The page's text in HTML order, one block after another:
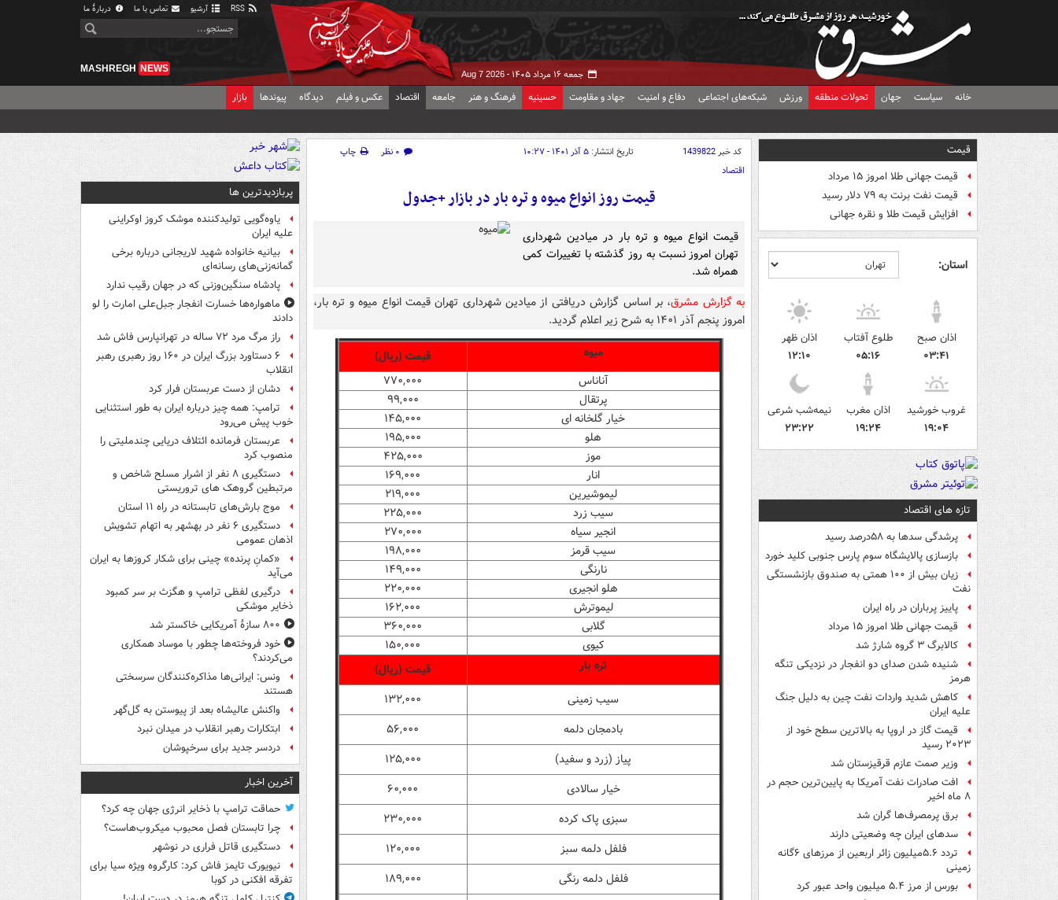
آرشیو تماس با ما دربارهٔ ما
جمعه ۱۶ مرداد ۱۴۰۵ - Aug 7 2026
MASHREGH NEWS
خانه سیاست جهان تحولات منطقه ورزش شبکه‌های اجتماعی دفاع و امنیت جهاد و مقاومت حسینیه فرهنگ و هنر جامعه اقتصاد عکس و فیلم دیدگاه پیوندها بازار
قیمت
قیمت جهانی طلا امروز ۱۵ مرداد
قیمت نفت برنت به ۷۹ دلار رسید
افزایش قیمت طلا و نقره جهانی
استان:
اذان صبح
۰۳:۴۱
طلوع آفتاب
۰۵:۱۶
اذان ظهر
۱۲:۱۰
غروب خورشید
۱۹:۰۴
اذان مغرب
۱۹:۲۴
نیمه‌شب شرعی
۲۳:۲۲
تازه های اقتصاد
پرشدگی سدها به ۵۸درصد رسید
بازسازی پالایشگاه سوم پارس جنوبی کلید خورد
زیان بیش از ۱۰۰ همتی به صندوق‌ بازنشستگی
نفت
پاییز پرباران در راه ایران
قیمت جهانی طلا امروز ۱۵ مرداد
کالابرگ ۳ گروه شارژ شد
شنیده شدن صدای دو انفجار در نزدیکی تنگه
هرمز
کاهش شدید واردات نفت چین به دلیل جنگ
علیه ایران
قیمت گاز در اروپا به بالاترین سطح خود از
۲۰۲۳ رسید
وزیر صمت عازم قرقیزستان شد
افت صادرات نفت آمریکا به پایین‌ترین حجم در
۸ ماه اخیر
برق پرمصرف‌ها گران شد
سدهای ایران چه وضعیتی دارند
تردد ۵.۶میلیون زائر اربعین از مرزهای ۶گانه
زمینی
بورس از مرز ۵.۴ میلیون واحد عبور کرد
کد خبر1439822 تاریخ انتشار: ۵ آذر ۱۴۰۱ - ۱۰:۲۷ ۰ نظر
چاپ
اقتصاد
قیمت روز انواع میوه و تره بار در بازار +جدول
قیمت انواع میوه و تره بار در میادین شهرداری
تهران امروز نسبت به روز گذشته با تغییرات کمی
همراه شد.
به گزارش مشرق، بر اساس گزارش دریافتی از میادین شهرداری تهران قیمت انواع میوه و تره بار،
امروز پنجم آذر ۱۴۰۱ به شرح زیر اعلام گردید.
میوه
قیمت (ریال)
آناناس
۷۷۰,۰۰۰
پرتقال
۹۹,۰۰۰
خیار گلخانه ای
۱۴۵,۰۰۰
هلو
۱۹۵,۰۰۰
موز
۴۲۵,۰۰۰
انار
۱۶۹,۰۰۰
لیموشیرین
۲۱۹,۰۰۰
سیب زرد
۲۲۵,۰۰۰
انجیر سیاه
۲۷۰,۰۰۰
سیب قرمز
۱۹۸,۰۰۰
نارنگی
۱۴۹,۰۰۰
هلو انجیری
۲۲۰,۰۰۰
لیموترش
۱۶۲,۰۰۰
گلابی
۳۶۰,۰۰۰
کیوی
۱۵۰,۰۰۰
تره بار
قیمت (ریال)
سیب زمینی
۱۳۲,۰۰۰
بادمجان دلمه
۵۶,۰۰۰
پیاز (زرد و سفید)
۱۲۵,۰۰۰
خیار سالادی
۶۰,۰۰۰
سبزی پاک کرده
۲۳۰,۰۰۰
فلفل دلمه سبز
۱۲۰,۰۰۰
فلفل دلمه رنگی
۱۸۹,۰۰۰
پربازدیدترین ها
یاوه‌گویی تولیدکننده موشک کروز اوکراینی
علیه ایران
بیانیه خانواده شهید لاریجانی درباره برخی
گمانه‌زنی‌های رسانه‌ای
پادشاه سنگین‌وزنی که در جهان رقیب ندارد
ماهواره‌ها خسارت انفجار جبل‌علی امارت را لو
دادند
راز مرگ مرد ۷۲ ساله در تهرانپارس فاش شد
۶ دستاورد بزرگ ایران در ۱۶۰ روز رهبری رهبر
انقلاب
دشان از دست عربستان فرار کرد
ترامپ: همه چیز درباره ایران به طور استثنایی
خوب پیش می‌رود
عربستان فرمانده ائتلاف دریایی چندملیتی را
منصوب کرد
دستگیری ۸ نفر از اشرار مسلح شاخص و
مرتبطین گروهک های تروریستی
موج بارش‌های تابستانه در راه ۱۱ استان
دستگیری ۶ نفر در بهشهر به اتهام تشویش
اذهان عمومی
«کمانِ پرنده» چینی برای شکار کروزها به ایران
می‌آید
درگیری لفظی ترامپ و هگزث بر سر کمبود
ذخایر موشکی
۸۰۰ سازۀ آمریکایی خاکستر شد
خود فروخته‌ها چطور با موساد همکاری
می‌کردند؟
ونس: ایرانی‌ها مذاکره‌کنندگان سرسختی
هستند
واکنش عالیشاه بعد از پیوستن به گل‌گهر
ابتکارات رهبر انقلاب در میدان نبرد
دردسر جدید برای سرخپوشان
آخرین اخبار
حماقت ترامپ با ذخایر انرژی جهان چه کرد؟
چرا تابستان فصل محبوب میکروب‌هاست؟
دستگیری قاتل فراری در نوشهر
نیویورک تایمز فاش کرد: کارگروه ویژه سیا برای
تفرقه افکنی در کوبا